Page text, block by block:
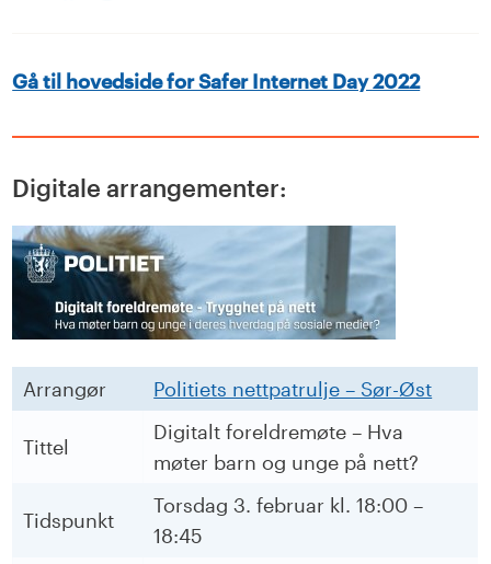
Gå til hovedside for Safer Internet Day 2022
Digitale arrangementer:
Arrangør Politiets nettpatrulje – Sør-Øst
Tittel
Digitalt foreldremøte – Hva
møter barn og unge på nett?
Tidspunkt
Torsdag 3. februar kl. 18:00 –
18:45